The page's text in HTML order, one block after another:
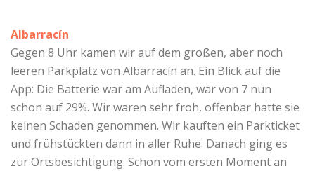
Albarracín
Gegen 8 Uhr kamen wir auf dem großen, aber noch
leeren Parkplatz von Albarracín an. Ein Blick auf die
App: Die Batterie war am Aufladen, war von 7 nun
schon auf 29%. Wir waren sehr froh, offenbar hatte sie
keinen Schaden genommen. Wir kauften ein Parkticket
und frühstückten dann in aller Ruhe. Danach ging es
zur Ortsbesichtigung. Schon vom ersten Moment an